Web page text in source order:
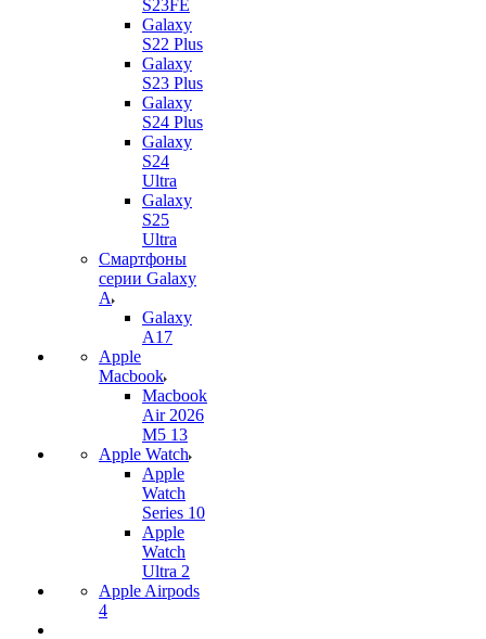
S23FE
Galaxy
S22 Plus
Galaxy
S23 Plus
Galaxy
S24 Plus
Galaxy
S24
Ultra
Galaxy
S25
Ultra
Смартфоны
серии Galaxy
A
Galaxy
A17
Apple
Macbook
Macbook
Air 2026
M5 13
Apple Watch
Apple
Watch
Series 10
Apple
Watch
Ultra 2
Apple Airpods
4